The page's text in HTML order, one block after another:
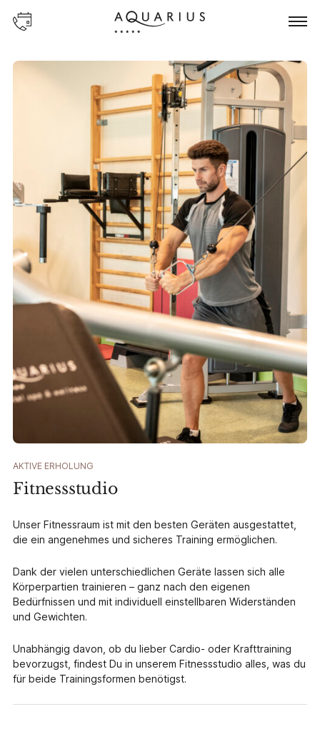
AKTIVE ERHOLUNG
Fitnessstudio
Unser Fitnessraum ist mit den besten Geräten ausgestattet,
die ein angenehmes und sicheres Training ermöglichen.
Dank der vielen unterschiedlichen Geräte lassen sich alle
Körperpartien trainieren – ganz nach den eigenen
Bedürfnissen und mit individuell einstellbaren Widerständen
und Gewichten.
Unabhängig davon, ob du lieber Cardio- oder Krafttraining
bevorzugst, findest Du in unserem Fitnessstudio alles, was du
für beide Trainingsformen benötigst.